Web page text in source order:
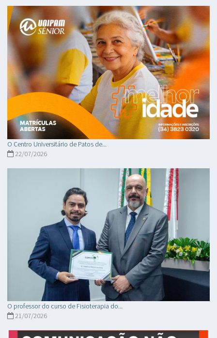
O Centro Universitário de Patos de...
22/07/2026
O professor do curso de Fisioterapia do...
21/07/2026